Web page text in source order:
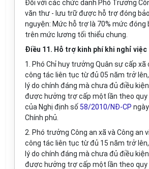
Đối với các chức danh Phó Trưởng
văn thư - lưu trữ được hỗ trợ đóng
nguyện: Mức hỗ trợ là 70% mức đóng
trên mức lương tối thiểu chung.
Điều 11. Hỗ trợ kinh phí khi nghỉ việc
1. Phó Chỉ huy trưởng Quân sự cấp xã
công tác liên tục từ đủ 05 năm trở
lý do chính đáng mà chưa đủ điều
được hưởng trợ cấp một lần theo quy
của Nghị định số 58/2010/NĐ-CP
Chính phủ.
2. Phó trưởng Công an xã và Công an
công tác liên tục từ đủ 15 năm trở
lý do chính đáng mà chưa đủ điều
được hưởng trợ cấp một lần theo quy